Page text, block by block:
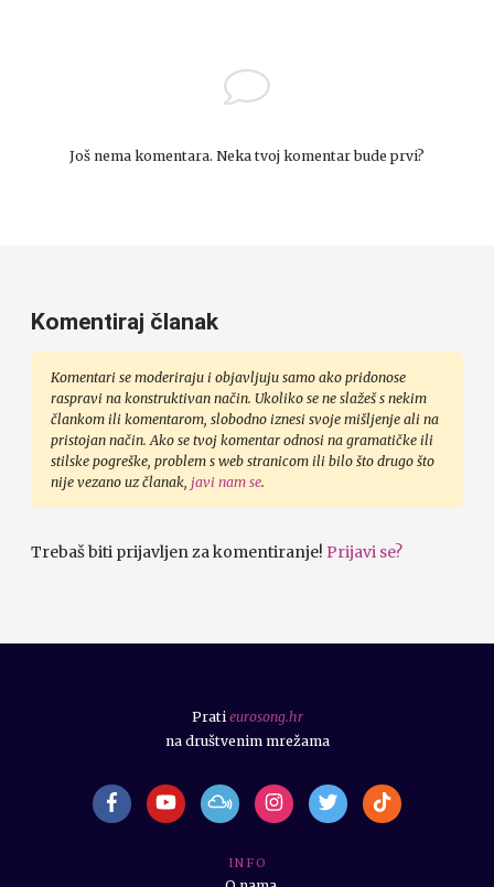
Još nema komentara. Neka tvoj komentar bude prvi?
Komentiraj članak
Komentari se moderiraju i objavljuju samo ako pridonose
raspravi na konstruktivan način. Ukoliko se ne slažeš s nekim
člankom ili komentarom, slobodno iznesi svoje mišljenje ali na
pristojan način. Ako se tvoj komentar odnosi na gramatičke ili
stilske pogreške, problem s web stranicom ili bilo što drugo što
nije vezano uz članak, javi nam se.
Trebaš biti prijavljen za komentiranje! Prijavi se?
I N F O
Prati eurosong.hr
na društvenim mrežama